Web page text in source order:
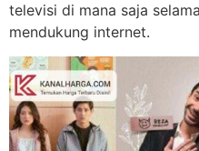
televisi di mana saja
mendukung internet.